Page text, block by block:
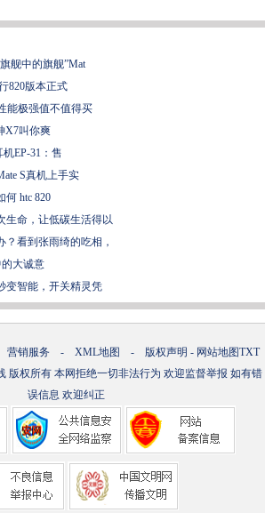
舰中的旗舰”Mat
820版本正式
能极强值不值得买
X7叫你爽
EP-31：售
S真机上手实
何 htc 820
生命，让低碳生活得以
看到张雨绮的吃相，
大诚意
变智能，开关精灵凭
营销服务 - XML地图 - 版权声明 - 网站地图TXT
版权所有 本网拒绝一切非法行为 欢迎监督举报 如有错
误信息 欢迎纠正